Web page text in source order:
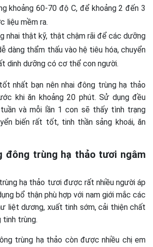
khoảng 60-70 độ C, để khoảng 2 đến 3
liệu mềm ra.
nhai thật kỹ, thật chậm rãi để các dưỡng
dàng thẩm thấu vào hệ tiêu hóa, chuyển
dinh dưỡng có cơ thể con người.
nhất bạn nên nhai đông trùng hạ thảo
khi ăn khoảng 20 phút. Sử dụng đều
và mỗi lần 1 con sẽ thấy tình trạng
biến rất tốt, tinh thần sảng khoái, ăn
đông trùng hạ thảo tươi ngâm
hạ thảo tươi được rất nhiều người áp
bổ thận phù hợp với nam giới mắc các
liệt dương, xuất tinh sớm, cải thiện chất
tinh trùng.
trùng hạ thảo còn được nhiều chị em